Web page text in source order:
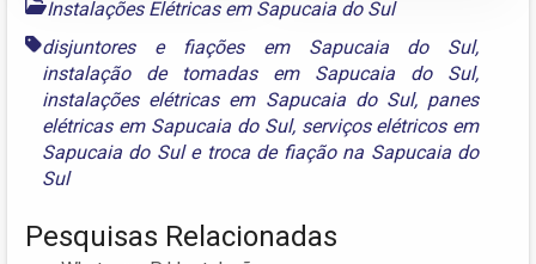
Instalações Elétricas em Sapucaia do Sul
disjuntores e fiações em Sapucaia do Sul,
instalação de tomadas em Sapucaia do Sul,
instalações elétricas em Sapucaia do Sul, panes
elétricas em Sapucaia do Sul, serviços elétricos em
Sapucaia do Sule troca de fiação na Sapucaia do
Sul
Pesquisas Relacionadas